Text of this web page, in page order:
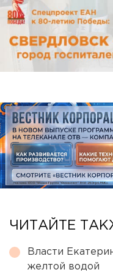
ЧИТАЙТЕ
Власти
желтой водой